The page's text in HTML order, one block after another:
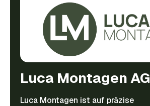
Luca Montagen AG
Luca Montagen ist auf präzise